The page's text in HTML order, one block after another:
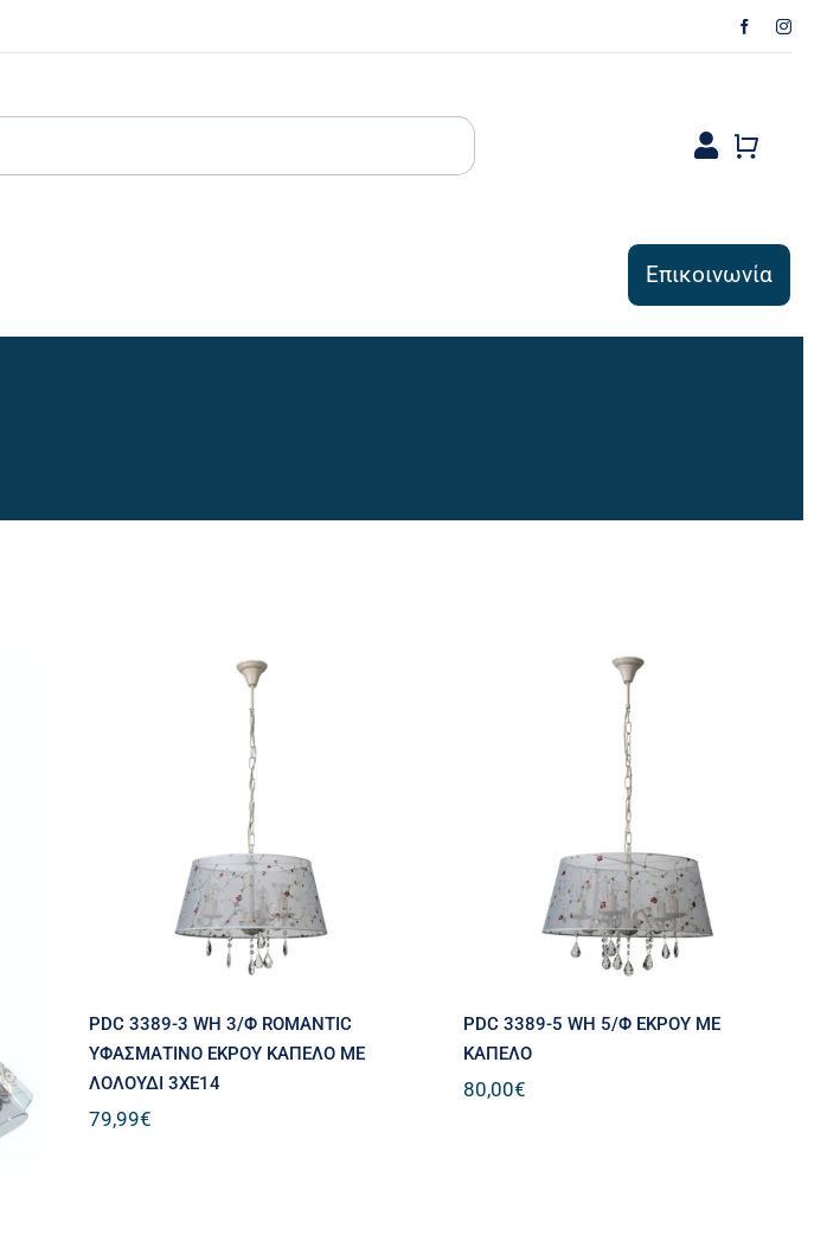
Επικοινωνία
PDC 3389-3 WH 3/Φ
ROMANTIC ΥΦΑΣΜΑΤΙΝΟ
ΕΚΡΟΥ ΚΑΠΕΛΟ ΜΕ
ΛΟΛΟΥΔΙ 3ΧΕ14
PDC 3389-3 WH 3/Φ ROMANTIC
ΥΦΑΣΜΑΤΙΝΟ ΕΚΡΟΥ ΚΑΠΕΛΟ ΜΕ
ΛΟΛΟΥΔΙ 3ΧΕ14
79,99€
PDC 3389-5 WH 5/Φ
ΕΚΡΟΥ ΜΕ ΚΑΠΕΛΟ
PDC 3389-5 WH 5/Φ ΕΚΡΟΥ ΜΕ
ΚΑΠΕΛΟ
80,00€